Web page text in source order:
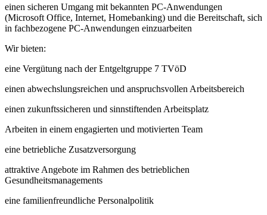
einen sicheren Umgang mit bekannten PC-Anwendungen
(Microsoft Office, Internet, Homebanking) und die Bereitschaft, sich
in fachbezogene PC-Anwendungen einzuarbeiten
Wir bieten:
eine Vergütung nach der Entgeltgruppe 7 TVöD
einen abwechslungsreichen und anspruchsvollen Arbeitsbereich
einen zukunftssicheren und sinnstiftenden Arbeitsplatz
Arbeiten in einem engagierten und motivierten Team
eine betriebliche Zusatzversorgung
attraktive Angebote im Rahmen des betrieblichen
Gesundheitsmanagements
eine familienfreundliche Personalpolitik